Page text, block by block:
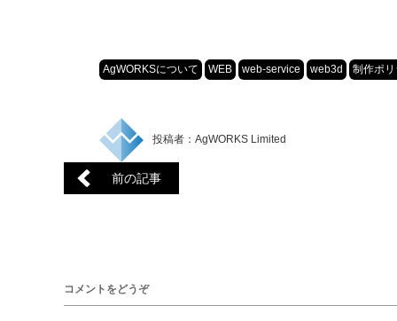
AgWORKSについて WEB web-service web3d 制作ポリ
投稿者：AgWORKS Limited
前の記事
コメントをどうぞ